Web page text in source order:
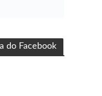
do Facebook